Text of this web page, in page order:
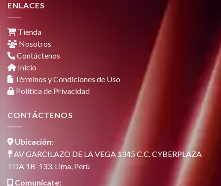
ENLACES
Tienda
Nosotros
Contáctenos
Inicio
Términos y Condiciones de Uso
Política de Privacidad
CONTÁCTENOS
Ubicación:
AV GARCILAZO DE LA VEGA 1345 C.C. CYBERPLAZA
TDA 1B-133, Lima, Perú
Comunícate: